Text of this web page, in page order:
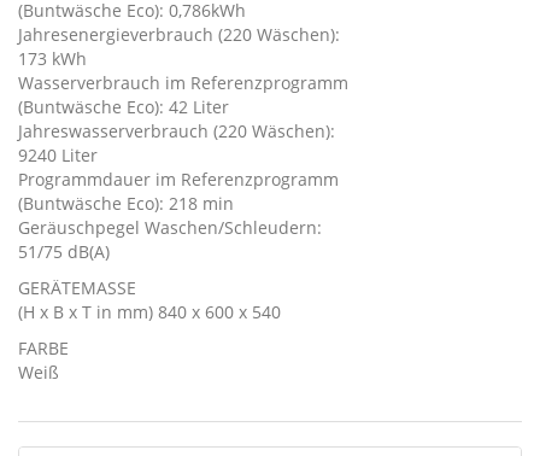
(Buntwäsche Eco): 0,786kWh
Jahresenergieverbrauch (220 Wäschen):
173 kWh
Wasserverbrauch im Referenzprogramm
(Buntwäsche Eco): 42 Liter
Jahreswasserverbrauch (220 Wäschen):
9240 Liter
Programmdauer im Referenzprogramm
(Buntwäsche Eco): 218 min
Geräuschpegel Waschen/Schleudern:
51/75 dB(A)
GERÄTEMASSE
(H x B x T in mm) 840 x 600 x 540
FARBE
Weiß